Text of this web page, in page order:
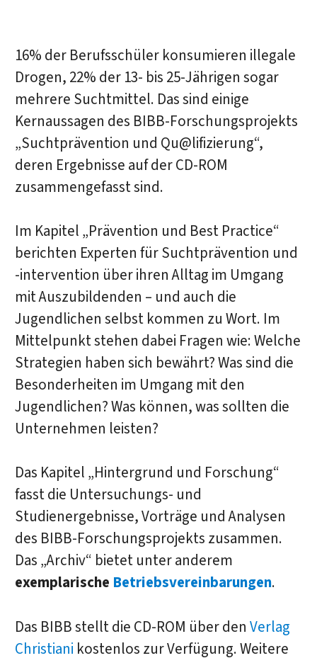
16% der Berufsschüler konsumieren illegale
Drogen, 22% der 13- bis 25-Jährigen sogar
mehrere Suchtmittel. Das sind einige
Kernaussagen des BIBB-Forschungsprojekts
„Suchtprävention und Qu@lifizierung“,
deren Ergebnisse auf der CD-ROM
zusammengefasst sind.
Im Kapitel „Prävention und Best Practice“
berichten Experten für Suchtprävention und
-intervention über ihren Alltag im Umgang
mit Auszubildenden – und auch die
Jugendlichen selbst kommen zu Wort. Im
Mittelpunkt stehen dabei Fragen wie: Welche
Strategien haben sich bewährt? Was sind die
Besonderheiten im Umgang mit den
Jugendlichen? Was können, was sollten die
Unternehmen leisten?
Das Kapitel „Hintergrund und Forschung“
fasst die Untersuchungs- und
Studienergebnisse, Vorträge und Analysen
des BIBB-Forschungsprojekts zusammen.
Das „Archiv“ bietet unter anderem
exemplarische Betriebsvereinbarungen.
Das BIBB stellt die CD-ROM über den Verlag
Christiani kostenlos zur Verfügung. Weitere